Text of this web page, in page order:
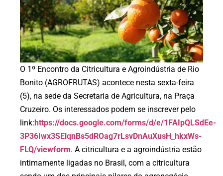
O 1º Encontro da Citricultura e Agroindústria de Rio
Bonito (AGROFRUTAS) acontece nesta sexta-feira
(5), na sede da Secretaria de Agricultura, na Praça
Cruzeiro. Os interessados podem se inscrever pelo
link:https://docs.google.com/forms/d/e/1FAIpQLSdEe-
3P36Iwx3SElqnBs5dROag7rLsvDnAuXusH_hkxWs-
FLQ/viewform. A citricultura e a agroindústria estão
intimamente ligadas no Brasil, com a citricultura